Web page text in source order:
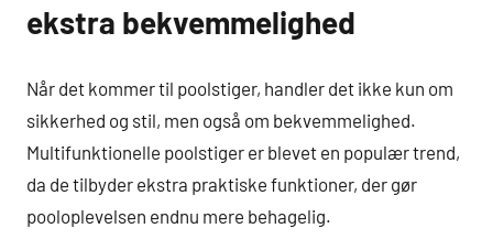
ekstra bekvemmelighed
Når det kommer til poolstiger, handler det ikke kun om
sikkerhed og stil, men også om bekvemmelighed.
Multifunktionelle poolstiger er blevet en populær trend,
da de tilbyder ekstra praktiske funktioner, der gør
pooloplevelsen endnu mere behagelig.